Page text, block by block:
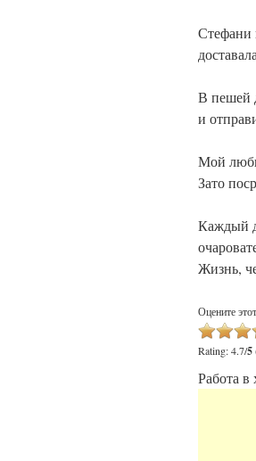
Стефани
В пешей
и
Мой
Зато
Каждый
Жизнь,
Оцените
Rating: 4.7/5
Работа в